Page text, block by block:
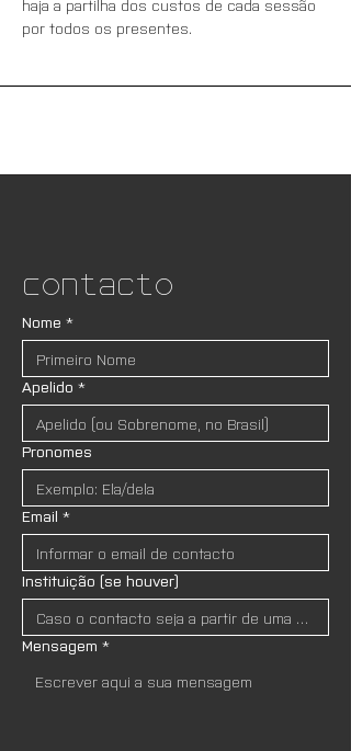
haja a partilha dos custos de cada sessão
por todos os presentes.
Contacto
Nome *
Apelido *
Pronomes
Email *
Instituição (se houver)
Mensagem *